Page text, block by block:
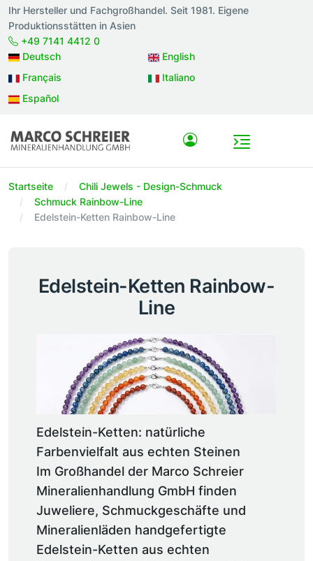
Ihr Hersteller und Fachgroßhandel. Seit 1981. Eigene
Produktionsstätten in Asien
+49 7141 4412 0
Deutsch
English
Français
Italiano
Español
Startseite
Chili Jewels - Design-Schmuck
Schmuck Rainbow-Line
Edelstein-Ketten Rainbow-Line
Edelstein-Ketten Rainbow-
Line
Edelstein-Ketten: natürliche
Farbenvielfalt aus echten Steinen
Im Großhandel der Marco Schreier
Mineralienhandlung GmbH finden
Juweliere, Schmuckgeschäfte und
Mineralienläden handgefertigte
Edelstein-Ketten aus echten